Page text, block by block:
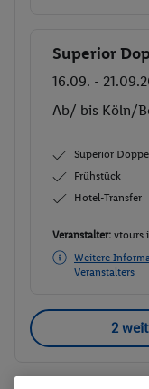
Buchen
Superior
16.09. -
Ab/ bis Köln/
Superior
Frühstück
Hotel-Transfer
Veranstalter: vtours
Weitere
Veranstalters
2